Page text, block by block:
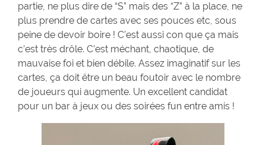
partie, ne plus dire de “S” mais des “Z” à la place, ne
plus prendre de cartes avec ses pouces etc, sous
peine de devoir boire ! C’est aussi con que ça mais
c’est très drôle. C’est méchant, chaotique, de
mauvaise foi et bien débile. Assez imaginatif sur les
cartes, ça doit être un beau foutoir avec le nombre
de joueurs qui augmente. Un excellent candidat
pour un bar à jeux ou des soirées fun entre amis !